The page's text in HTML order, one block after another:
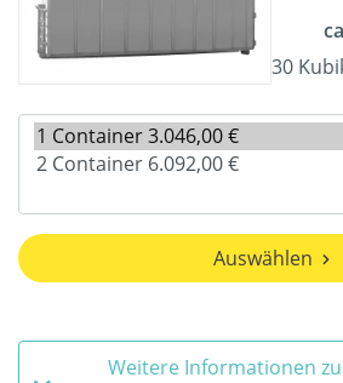
30
Auswählen
Weitere Informationen